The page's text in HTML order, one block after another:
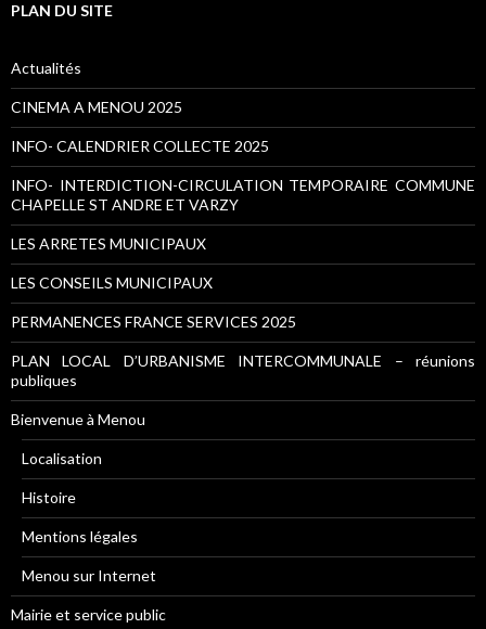
PLAN DU SITE
Actualités
CINEMA A MENOU 2025
INFO- CALENDRIER COLLECTE 2025
INFO- INTERDICTION-CIRCULATION TEMPORAIRE COMMUNE
CHAPELLE ST ANDRE ET VARZY
LES ARRETES MUNICIPAUX
LES CONSEILS MUNICIPAUX
PERMANENCES FRANCE SERVICES 2025
PLAN LOCAL D’URBANISME INTERCOMMUNALE – réunions
publiques
Bienvenue à Menou
Localisation
Histoire
Mentions légales
Menou sur Internet
Mairie et service public